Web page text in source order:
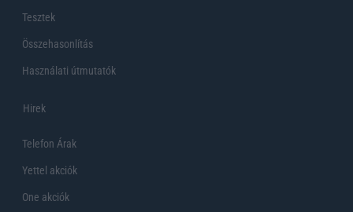
Tesztek
Összehasonlítás
Használati útmutatók
Hirek
Telefon Árak
Yettel akciók
One akciók